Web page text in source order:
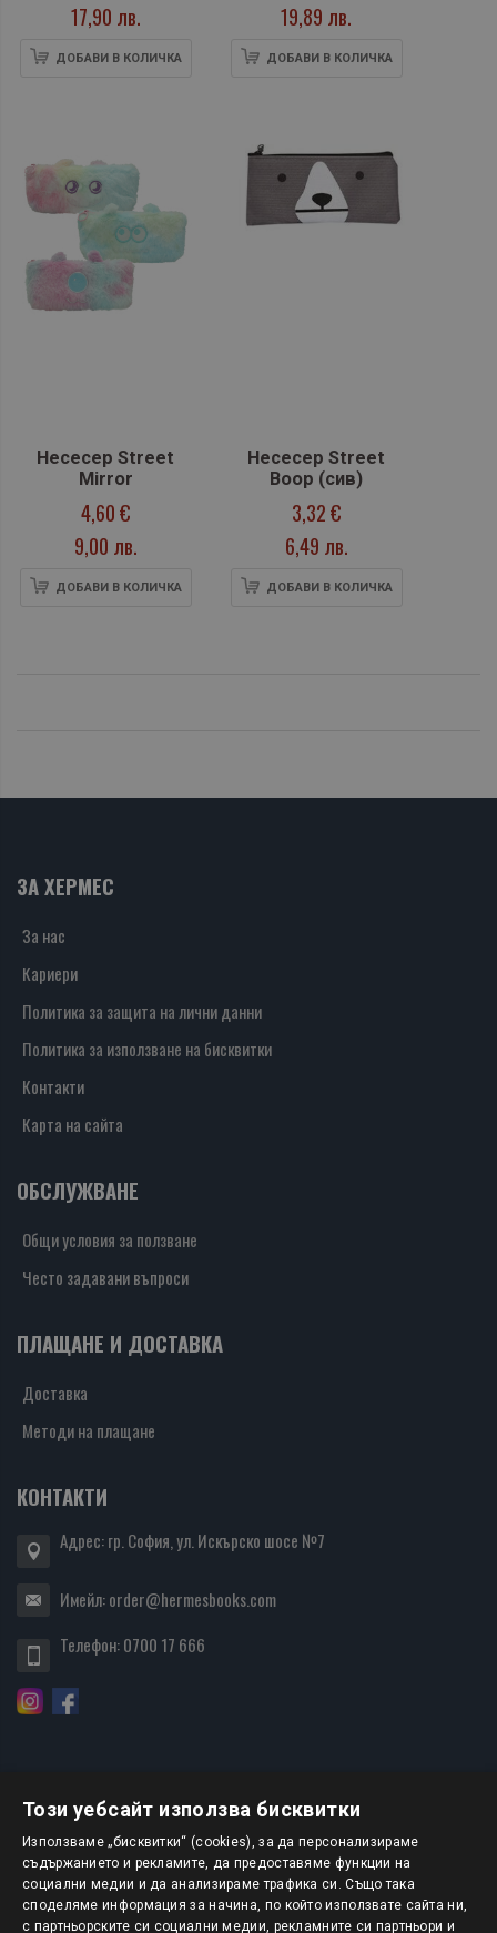
17,90 лв.
ДОБАВИ В КОЛИЧКА
19,89 лв.
ДОБАВИ В КОЛИЧКА
Несесер Street
Mirror
4,60 €
9,00 лв.
ДОБАВИ В КОЛИЧКА
Несесер Street
Boop (сив)
3,32 €
6,49 лв.
ДОБАВИ В КОЛИЧКА
ЗА ХЕРМЕС
За нас
Кариери
Политика за защита на лични данни
Политика за използване на бисквитки
Контакти
Карта на сайта
ОБСЛУЖВАНЕ
Общи условия за ползване
Често задавани въпроси
ПЛАЩАНЕ И ДОСТАВКА
Доставка
Методи на плащане
КОНТАКТИ
Адрес: гр. София, ул. Искърско шосе №7
Имейл:order@hermesbooks.com
Телефон:0700 17 666
БЮЛЕТИН
АБОНИРАНЕ
Този уебсайт използва бисквитки
Използваме „бисквитки“ (cookies), за да персонализираме
съдържанието и рекламите, да предоставяме функции на
социални медии и да анализираме трафика си. Също така
споделяме информация за начина, по който използвате сайта ни,
с партньорските си социални медии, рекламните си партньори и